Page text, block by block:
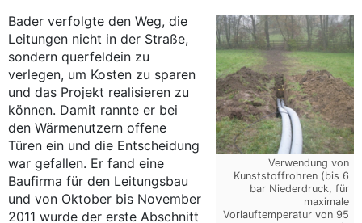
Verwendung von
Kunststoffrohren (bis 6
bar Niederdruck, für
maximale
Vorlauftemperatur von 95
Bader verfolgte den Weg, die
Leitungen nicht in der Straße,
sondern querfeldein zu
verlegen, um Kosten zu sparen
und das Projekt realisieren zu
können. Damit rannte er bei
den Wärmenutzern offene
Türen ein und die Entscheidung
war gefallen. Er fand eine
Baufirma für den Leitungsbau
und von Oktober bis November
2011 wurde der erste Abschnitt